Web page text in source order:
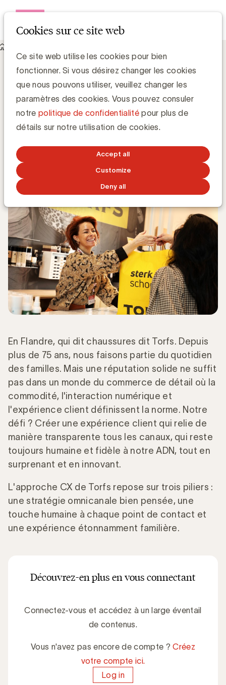
Cookies sur ce site web
Ce site web utilise les cookies pour bien
fonctionner. Si vous désirez changer les cookies
que nous pouvons utiliser, veuillez changer les
paramètres des cookies. Vous pouvez consuler
notre politique de confidentialitépour plus de
détails sur notre utilisation de cookies.
Accept all
Customize
Deny all
L'approche « human-first » de Torfs : étonnamment familière
dans un monde omnicanal
L'approche « human-first » de Torfs :
étonnamment familière dans un monde
omnicanal
14 OCTOBRE 2025
En Flandre, qui dit chaussures dit Torfs. Depuis
plus de 75 ans, nous faisons partie du quotidien
des familles. Mais une réputation solide ne suffit
pas dans un monde du commerce de détail où la
commodité, l'interaction numérique et
l'expérience client définissent la norme. Notre
défi ? Créer une expérience client qui relie de
manière transparente tous les canaux, qui reste
toujours humaine et fidèle à notre ADN, tout en
surprenant et en innovant.
L'approche CX de Torfs repose sur trois piliers :
une stratégie omnicanale bien pensée, une
touche humaine à chaque point de contact et
une expérience étonnamment familière.
Découvrez-en plus en vous connectant
Connectez-vous et accédez à un large éventail
de contenus.
Vous n'avez pas encore de compte ?Créez
votre compte ici.
Log in